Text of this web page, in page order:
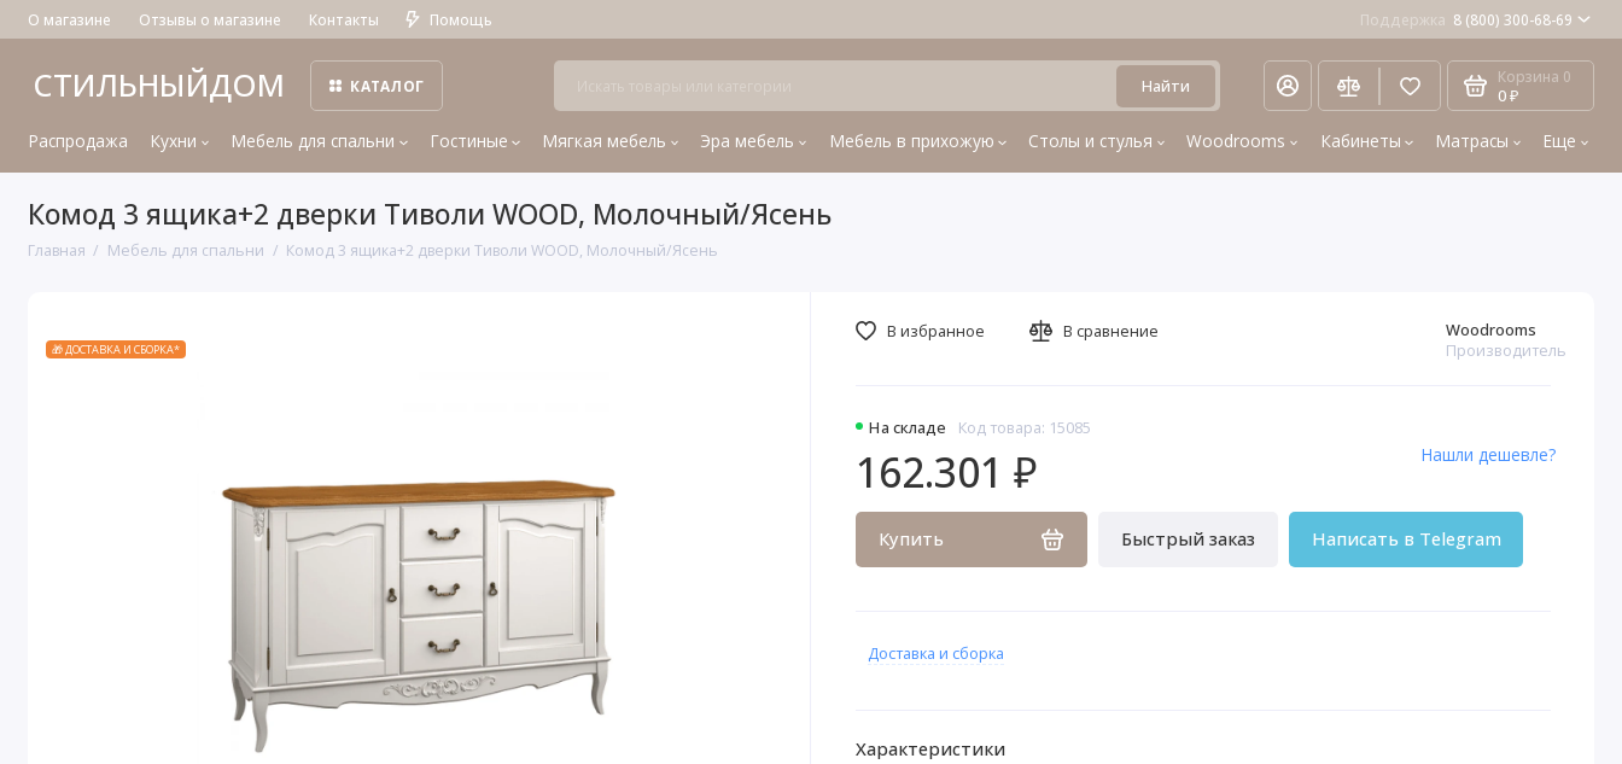
О магазине Отзывы о магазине Контакты Помощь Поддержка 8 (800) 300-68-69
СТИЛЬНЫЙДОМ КАТАЛОГ Найти Корзина 0
0 ₽
Распродажа Кухни Мебель для спальни Гостиные Мягкая мебель Эра мебель Мебель в прихожую Столы и стулья Woodrooms Кабинеты Матрасы Еще
Комод 3 ящика+2 дверки Тиволи WOOD, Молочный/Ясень
Главная Мебель для спальни Комод 3 ящика+2 дверки Тиволи WOOD, Молочный/Ясень
🎁 ДОСТАВКА И СБОРКА*
На складе Код товара: 15085
Woodrooms
Производитель
162.301 ₽
Купить Быстрый заказ Написать в Telegram
Нашли дешевле?
В избранное В сравнение
Доставка и сборка
Характеристики